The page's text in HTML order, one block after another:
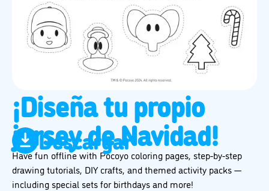
¡Diseña tu propio
jersey de Navidad!
Have fun offline with Pocoyo coloring pages, step-by-step
drawing tutorials, DIY crafts, and themed activity packs —
including special sets for birthdays and more!
Descargar